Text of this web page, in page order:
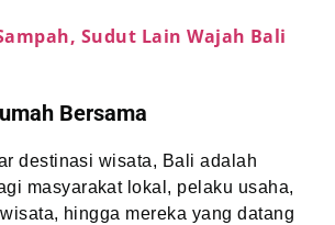
Sudut Lain Wajah Bali
Bersama
destinasi wisata, Bali adalah
masyarakat lokal, pelaku usaha,
hingga mereka yang datang